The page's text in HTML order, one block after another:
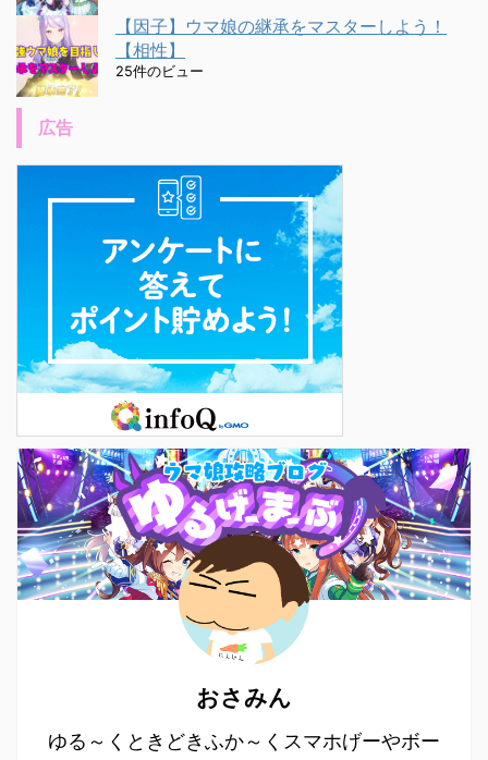
【因子】ウマ娘の継承をマスターしよう！
【相性】
25件のビュー
広告
おさみん
ゆる～くときどきふか～くスマホげーやボー